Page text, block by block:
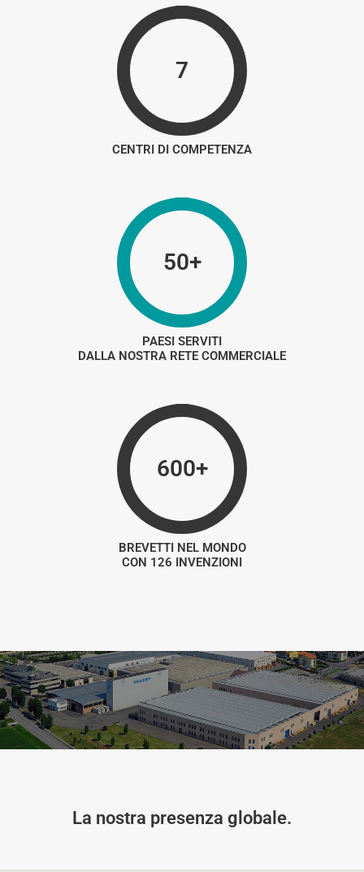
7
CENTRI DI COMPETENZA
50+
PAESI SERVITI
DALLA NOSTRA RETE COMMERCIALE
600+
BREVETTI NEL MONDO
CON 126 INVENZIONI
La nostra presenza globale.